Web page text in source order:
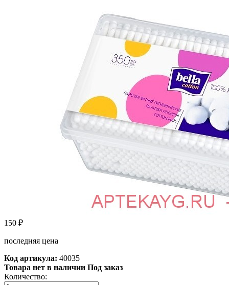
150 ₽
последняя цена
Код артикула: 40035
Товара нет в наличии Под заказ
Количество: